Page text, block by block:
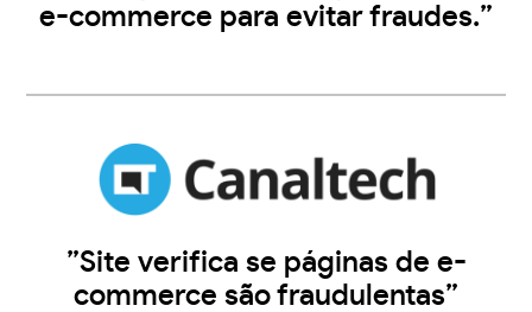
e-commerce para evitar fraudes.”
”Site verifica se páginas de e-
commerce são fraudulentas”